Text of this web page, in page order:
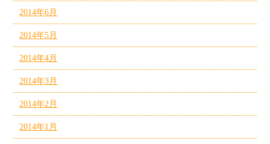
2014年6月
2014年5月
2014年4月
2014年3月
2014年2月
2014年1月